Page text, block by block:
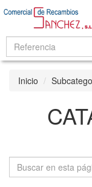
Inicio